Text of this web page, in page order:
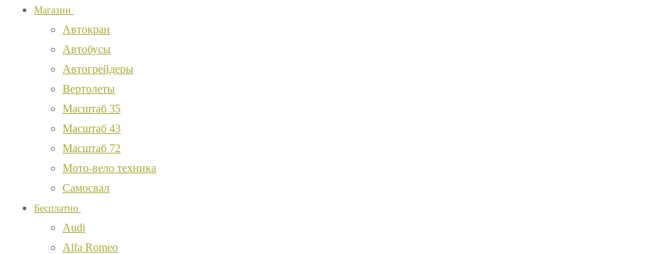
Магазин
Автокран
Автобусы
Автогрейдеры
Вертолеты
Масштаб 35
Масштаб 43
Масштаб 72
Мото-вело техника
Самосвал
Бесплатно
Audi
Alfa Romeo